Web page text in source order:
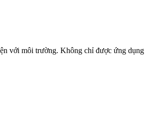
với môi trường. Không chỉ được ứng dụng